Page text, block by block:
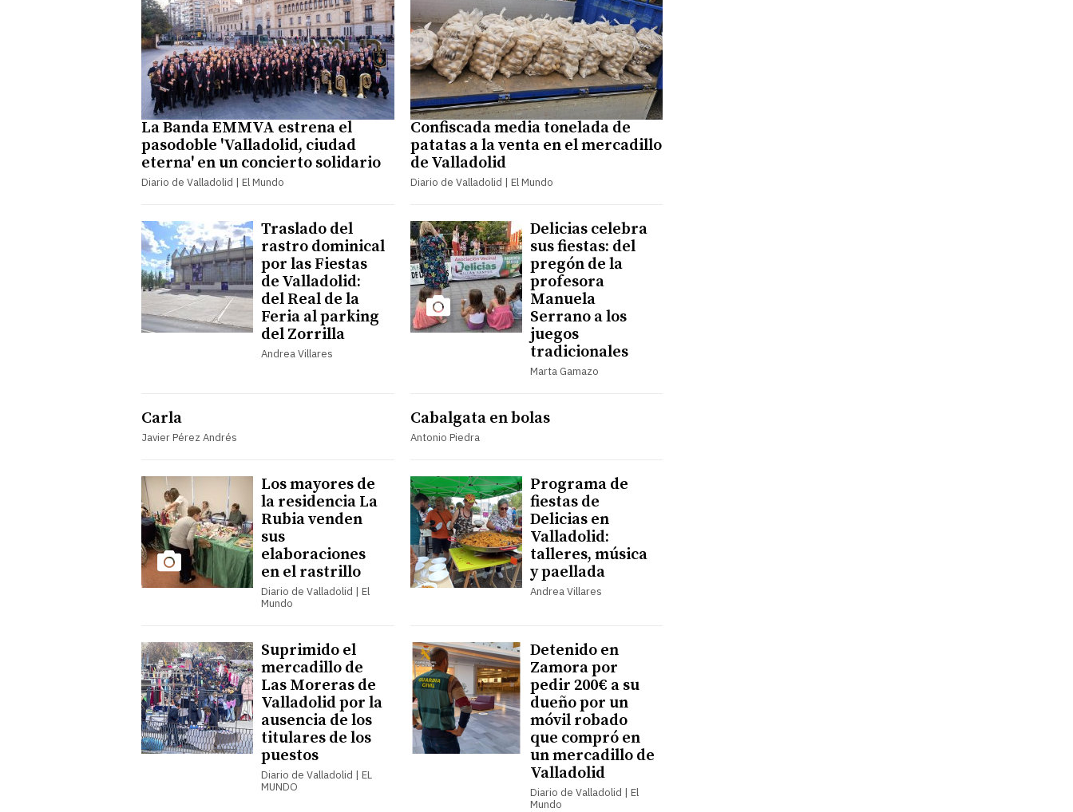
La Banda EMMVA estrena el
pasodoble 'Valladolid, ciudad
eterna' en un concierto solidario
Diario de Valladolid | El Mundo
Confiscada media tonelada de
patatas a la venta en el mercadillo
de Valladolid
Diario de Valladolid | El Mundo
Traslado del
rastro dominical
por las Fiestas
de Valladolid:
del Real de la
Feria al parking
del Zorrilla
Andrea Villares
Delicias celebra
sus fiestas: del
pregón de la
profesora
Manuela
Serrano a los
juegos
tradicionales
Marta Gamazo
Carla
Javier Pérez Andrés
Cabalgata en bolas
Antonio Piedra
Los mayores de
la residencia La
Rubia venden
sus
elaboraciones
en el rastrillo
Diario de Valladolid | El
Mundo
Programa de
fiestas de
Delicias en
Valladolid:
talleres, música
y paellada
Andrea Villares
Suprimido el
mercadillo de
Las Moreras de
Valladolid por la
ausencia de los
titulares de los
puestos
Diario de Valladolid | EL
MUNDO
Detenido en
Zamora por
pedir 200€ a su
dueño por un
móvil robado
que compró en
un mercadillo de
Valladolid
Diario de Valladolid | El
Mundo